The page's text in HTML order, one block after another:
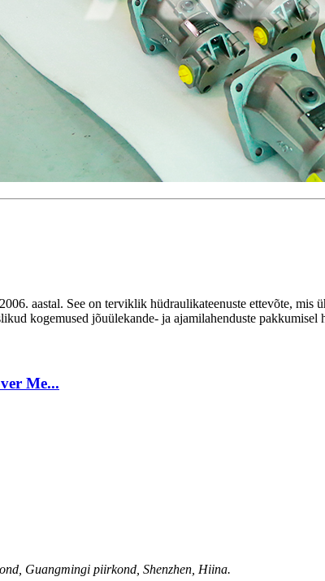
aastal. See on terviklik hüdraulikateenuste ettevõte,
kogemused jõuülekande- ja ajamilahenduste pakkumisel
Me...
Guangmingi piirkond, Shenzhen, Hiina.